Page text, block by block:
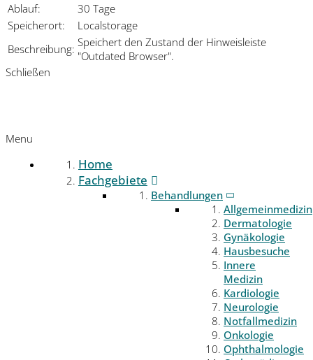
Ablauf:
30 Tage
Speicherort:
Localstorage
Beschreibung: Speichert den Zustand der Hinweisleiste
"Outdated Browser".
Schließen
Menu
Home
Fachgebiete
Behandlungen
Allgemeinmedizin
Dermatologie
Gynäkologie
Hausbesuche
Innere
Medizin
Kardiologie
Neurologie
Notfallmedizin
Onkologie
Ophthalmologie